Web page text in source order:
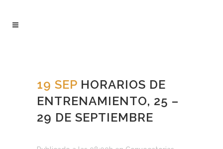
19 SEP HORARIOS DE
ENTRENAMIENTO, 25 –
29 DE SEPTIEMBRE